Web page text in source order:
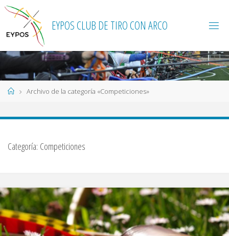
Saltar
contenido
EYPOS CLUB DE TIRO CON ARCO
PáginaArchivo de la categoría «Competiciones»
Categoría: Competiciones